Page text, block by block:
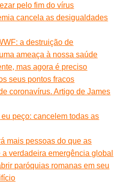
pelo fim do vírus
cancela as desigualdades
a destruição de
ameaça à nossa saúde
mas agora é preciso
seus pontos fracos
coronavírus. Artigo de James
eu peço: cancelem todas as
mais pessoas do que as
a verdadeira emergência global
paróquias romanas em seu